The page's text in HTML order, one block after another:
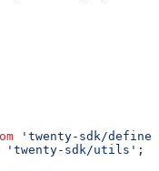
'twenty-sdk/define'
'twenty-sdk/utils' ;